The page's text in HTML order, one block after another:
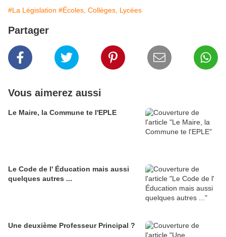
#La Législation #Écoles, Collèges, Lycées
Partager
Vous aimerez aussi
Le Maire, la Commune te l'EPLE
Le Code de l' Éducation mais aussi
quelques autres ...
Une deuxième Professeur Principal ?